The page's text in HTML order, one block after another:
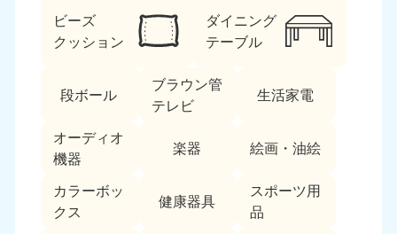
ビーズ
クッション
ダイニング
テーブル
段ボール
ブラウン管
テレビ
生活家電
オーディオ
機器
楽器 絵画・油絵
カラーボッ
クス
健康器具
スポーツ用
品
050-1881-5277
9:00〜19:00 年中無休
050-1881-5276
9:00〜19:00 年中無休